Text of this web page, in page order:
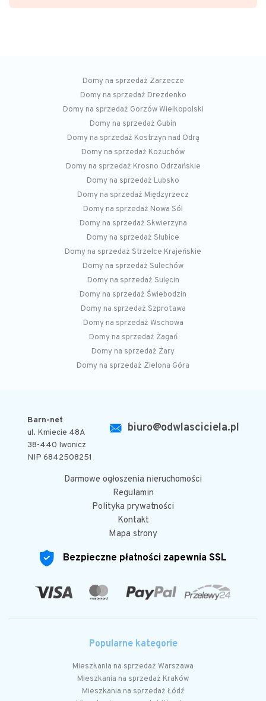
Domy na sprzedaż Zarzecze
Domy na sprzedaż Drezdenko
Domy na sprzedaż Gorzów Wielkopolski
Domy na sprzedaż Gubin
Domy na sprzedaż Kostrzyn nad Odrą
Domy na sprzedaż Kożuchów
Domy na sprzedaż Krosno Odrzańskie
Domy na sprzedaż Lubsko
Domy na sprzedaż Międzyrzecz
Domy na sprzedaż Nowa Sól
Domy na sprzedaż Skwierzyna
Domy na sprzedaż Słubice
Domy na sprzedaż Strzelce Krajeńskie
Domy na sprzedaż Sulechów
Domy na sprzedaż Sulęcin
Domy na sprzedaż Świebodzin
Domy na sprzedaż Szprotawa
Domy na sprzedaż Wschowa
Domy na sprzedaż Żagań
Domy na sprzedaż Żary
Domy na sprzedaż Zielona Góra
Barn-net
ul. Kmiecie 48A
38-440 Iwonicz
NIP 6842508251
biuro@odwlasciciela.pl
Darmowe ogłoszenia nieruchomości
Regulamin
Polityka prywatności
Kontakt
Mapa strony
Bezpieczne płatności zapewnia SSL
Popularne kategorie
Mieszkania na sprzedaż Warszawa
Mieszkania na sprzedaż Kraków
Mieszkania na sprzedaż Łódź